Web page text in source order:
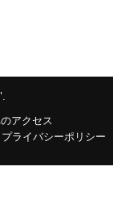
アクセス
プライバシーポリシー